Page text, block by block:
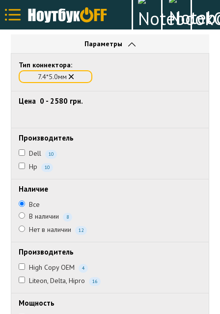
Параметры
Тип коннектора:
7.4*5.0мм
Цена 0 - 2580 грн.
Производитель
Dell 10
Hp 10
Наличие
Все
В наличии
8
Нет в наличии 12
Производитель
High Copy OEM 4
Liteon, Delta, Hipro 16
Мощность